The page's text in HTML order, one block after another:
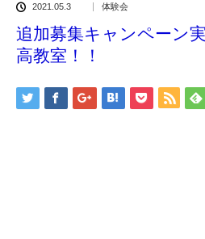
2021.05.3 体験会
追加募集キャンペーン
高教室！！